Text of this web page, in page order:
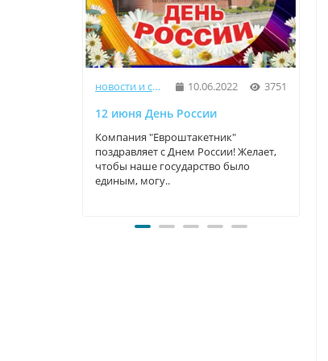
новости и статьи 10.06.2022 3751
12 июня День России
Компания "Евроштакетник"
поздравляет с Днем России! Желает,
чтобы наше государство было
единым, могу..